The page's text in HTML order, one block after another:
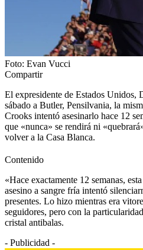
Foto: Evan Vucci
Compartir
El expresidente de Estados Unidos,
sábado a Butler, Pensilvania, la
Crooks intentó asesinarlo hace 12
que «nunca» se rendirá ni
volver a la Casa Blanca.
Contenido
«Hace exactamente 12 semanas,
asesino a sangre fría intentó
presentes. Lo hizo mientras era
seguidores, pero con la
cristal antibalas.
- Publicidad -